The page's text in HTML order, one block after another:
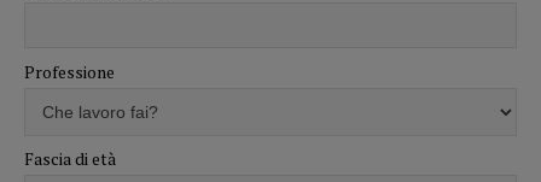
Professione
Fascia di età